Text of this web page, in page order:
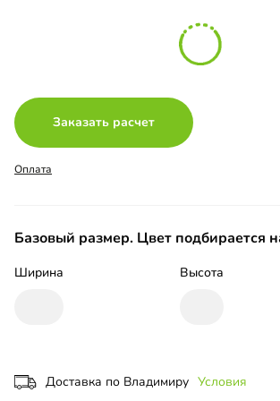
Заказать расчет
Оплата
Базовый размер. Цвет подбирается
Ширина Высота
Доставка по Владимиру Условия